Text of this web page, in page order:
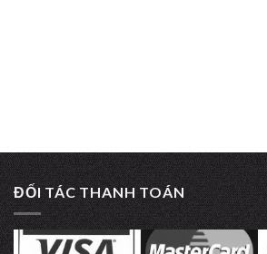
ĐỐI TÁC THANH TOÁN